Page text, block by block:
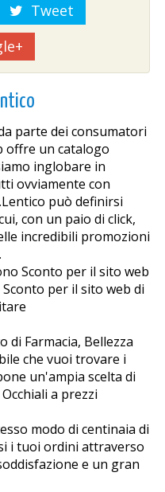
Tweet
parte dei consumatori
offre un catalogo
inglobare in
ovviamente con
può definirsi
con un paio di click,
incredibili promozioni
.
Sconto per il sito web
per il sito web di
di Farmacia, Bellezza
che vuoi trovare i
un'ampia scelta di
a prezzi
modo di centinaia di
i tuoi ordini attraverso
e un gran